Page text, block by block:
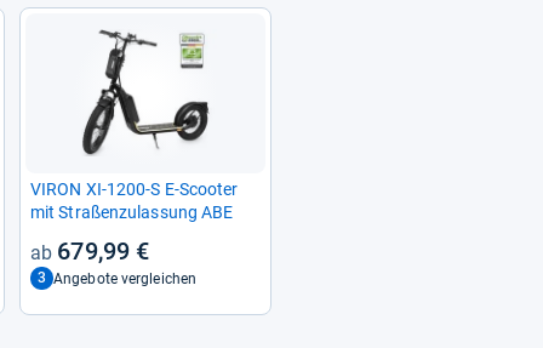
VIRON XI-​1200-​S E-​Scoo­ter
mit Stra­ßen­zu­las­sung ABE
679,99 €
3 Angebote vergleichen